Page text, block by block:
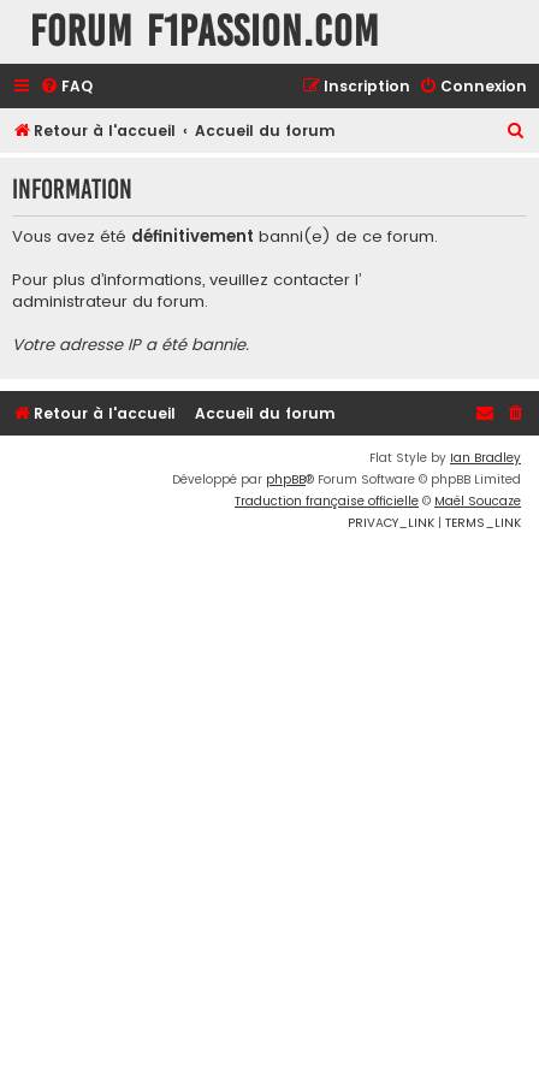
Forum F1Passion.com
FAQ Connexion
Inscription
Retour à l'accueil Accueil du forum
h
Information
Vous avez été définitivement banni(e) de ce forum.
Pour plus d’informations, veuillez contacter l’
administrateur du forum.
Votre adresse IP a été bannie.
Retour à l'accueil Accueil du forum
Flat Style by Ian Bradley
Développé par phpBB® Forum Software © phpBB Limited
Traduction française officielle © Maël Soucaze
PRIVACY_LINK | TERMS_LINK